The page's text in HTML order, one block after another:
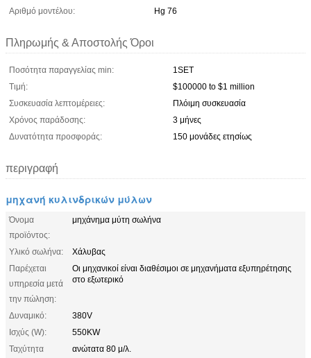
Αριθμό μοντέλου:
Hg 76
Πληρωμής & Αποστολής Όροι
Ποσότητα παραγγελίας min:
1SET
Τιμή:
$100000 to $1 million
Συσκευασία λεπτομέρειες:
Πλόιμη συσκευασία
Χρόνος παράδοσης:
3 μήνες
Δυνατότητα προσφοράς:
150 μονάδες ετησίως
περιγραφή
μηχανή κυλινδρικών μύλων
Όνομα
προϊόντος:
μηχάνημα μύτη σωλήνα
Υλικό σωλήνα:
Χάλυβας
Παρέχεται
υπηρεσία μετά
την πώληση:
Οι μηχανικοί είναι διαθέσιμοι σε μηχανήματα εξυπηρέτησης
στο εξωτερικό
Δυναμικό:
380V
Ισχύς (W):
550KW
Ταχύτητα
ανώτατα 80 μ/λ.